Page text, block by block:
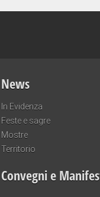
News
In Evidenza
Feste e sagre
Mostre
Territorio
Convegni e